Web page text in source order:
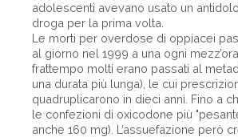
adolescenti avevano usato un
droga per la prima volta.
Le morti per overdose di oppiacei
al giorno nel 1999 a una ogni
frattempo molti erano passati al
una durata più lunga), le cui
quadruplicarono in dieci anni. Fino a
le confezioni di oxicodone più
anche 160 mg). L’assuefazione però